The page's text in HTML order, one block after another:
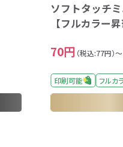
ソフトタッチ
【フルカラー
70円 （税込:77円）～
印刷可能 フルカ